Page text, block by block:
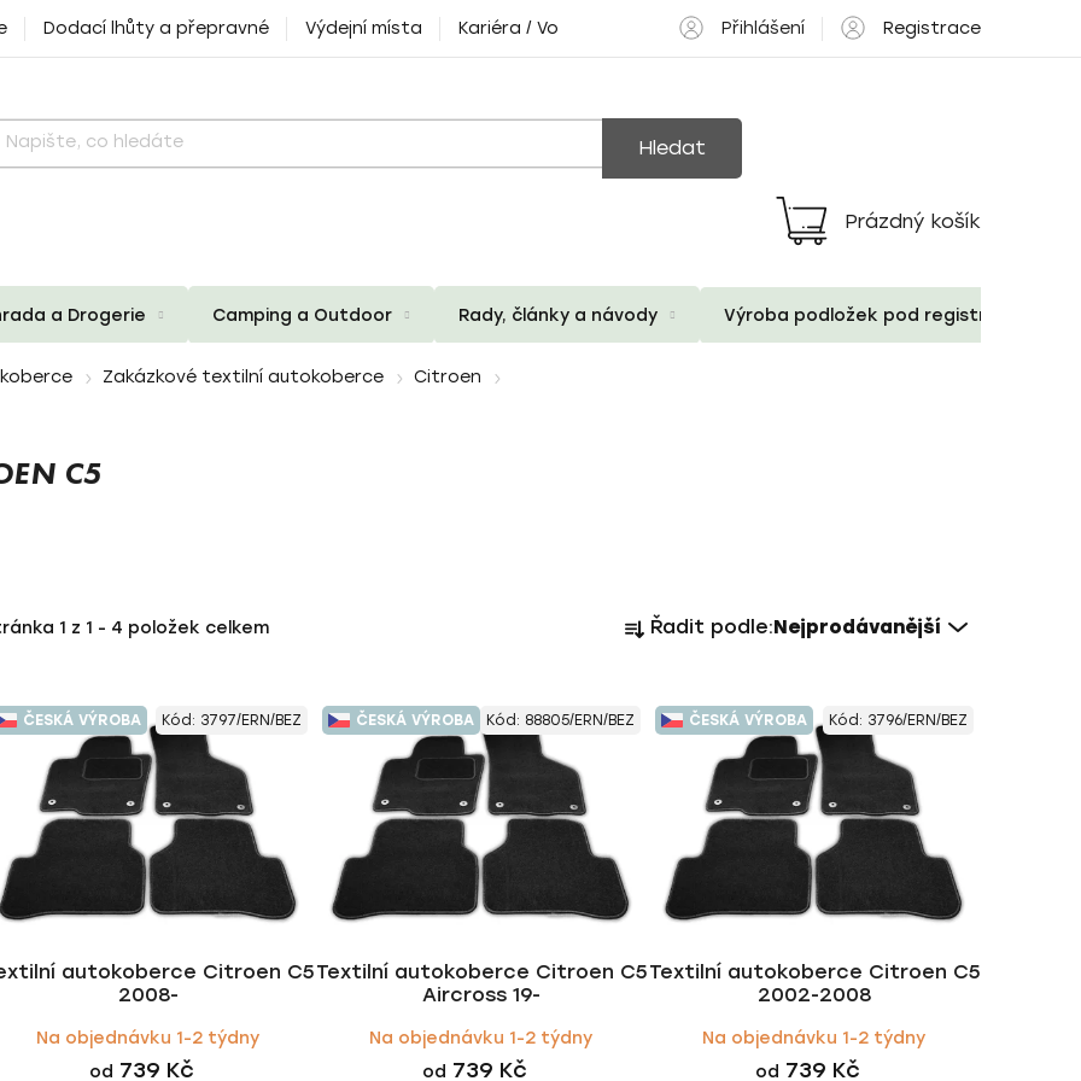
Dodací lhůty a přepravné Výdejní místa Kariéra / Volné pozice Přihlášení Registrace
Hledat
Nákupní
košík
Prázdný košík
a Drogerie Camping a Outdoor Rady, články a návody Výroba podložek pod registrační
Zakázkové textilní autokoberce
Citroen
C5
1 z 1 - 4 položek celkem
a
n
d
u
t
Řadit podle:Nejprodávanější
ČESKÁ VÝROBA
autokoberce Citroen C5
2008-
Na objednávku 1-2 týdny
od 739 Kč
Kód: 3797/ERN/BEZ ČESKÁ VÝROBA
Textilní autokoberce Citroen C5
Aircross 19-
Na objednávku 1-2 týdny
od 739 Kč
Kód: 88805/ERN/BEZ ČESKÁ VÝROBA
Textilní autokoberce Citroen C5
2002-2008
Na objednávku 1-2 týdny
od 739 Kč
Kód: 3796/ERN/BEZ